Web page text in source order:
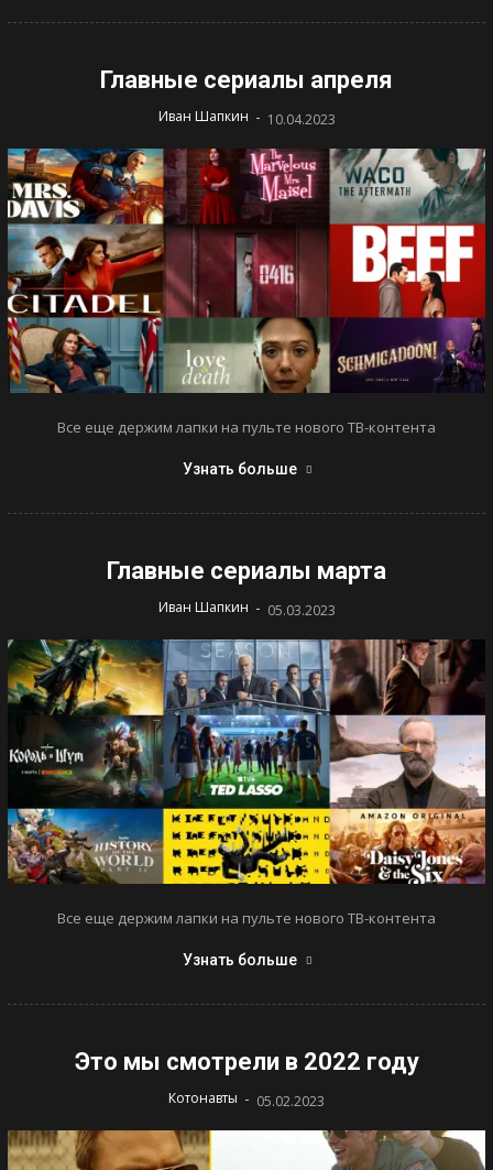
Главные сериалы апреля
Иван Шапкин - 10.04.2023
Все еще держим лапки на пульте нового ТВ-контента
Узнать больше
Главные сериалы марта
Иван Шапкин - 05.03.2023
Все еще держим лапки на пульте нового ТВ-контента
Узнать больше
Это мы смотрели в 2022 году
Котонавты - 05.02.2023